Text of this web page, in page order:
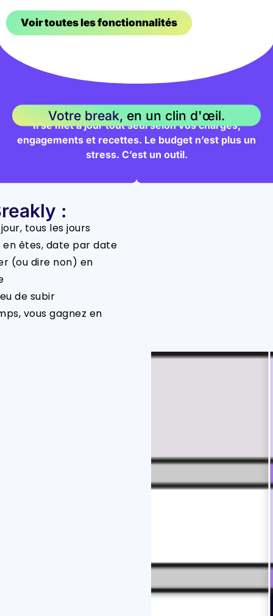
Voir toutes les fonctionnalités
Votre break, en un clin d'œil.
Il se met à jour tout seul selon vos charges,
engagements et recettes. Le budget n’est plus un
stress. C’est un outil.
:
tous les jours
en êtes, date par date
(ou dire non) en
de subir
vous gagnez en